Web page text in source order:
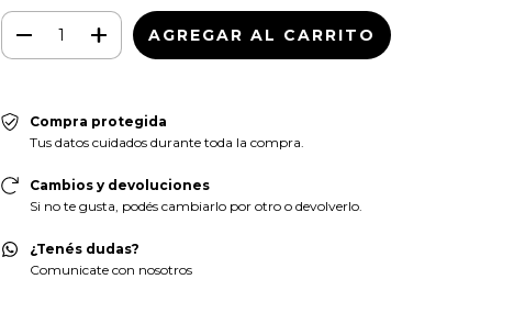
Compra protegida
Tus datos cuidados durante toda la compra.
Cambios y devoluciones
Si no te gusta, podés cambiarlo por otro o devolverlo.
¿Tenés dudas?
Comunicate con nosotros